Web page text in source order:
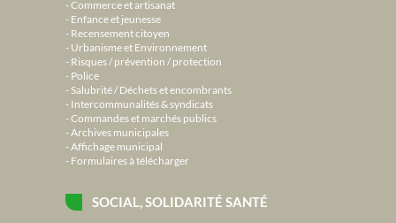
Commerce et artisanat
Enfance et jeunesse
Recensement citoyen
Urbanisme et Environnement
Risques / prévention / protection
Police
Salubrité / Déchets et encombrants
Intercommunalités & syndicats
Commandes et marchés publics
Archives municipales
Affichage municipal
Formulaires à télécharger
SOCIAL, SOLIDARITÉ SANTÉ